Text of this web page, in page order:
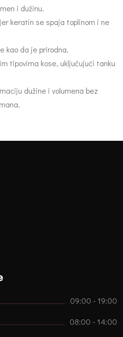
i dužinu.
keratin se spaja toplinom i ne
kao da je prirodna.
tipovima kose, uključujući tanku
dužine i volumena bez
09:00 - 19:00
08:00 - 14:00